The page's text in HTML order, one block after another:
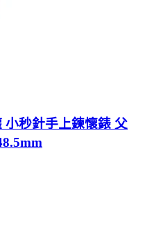
秒針手上鍊懷錶 父